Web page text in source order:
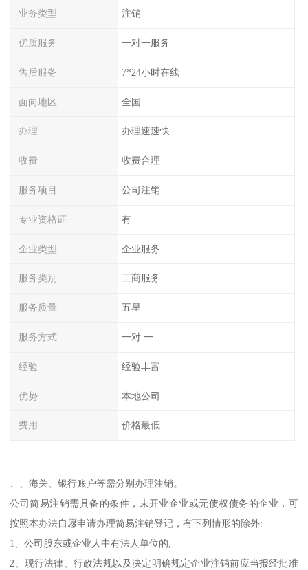
业务类型 注销
优质服务 一对一服务
售后服务 7*24小时在线
面向地区 全国
办理 办理速速快
收费 收费合理
服务项目 公司注销
专业资格证 有
企业类型 企业服务
服务类别 工商服务
服务质量 五星
服务方式 一对 一
经验 经验丰富
优势 本地公司
费用 价格最低
、、海关、银行账户等需分别办理注销。
公司简易注销需具备的条件，未开业企业或无债权债务的企业，可
按照本办法自愿申请办理简易注销登记，有下列情形的除外:
1、公司股东或企业人中有法人单位的;
2、现行法律、行政法规以及决定明确规定企业注销前应当报经批准